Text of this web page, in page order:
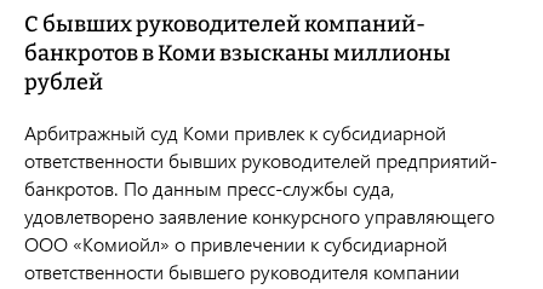
С бывших руководителей компаний-
банкротов в Коми взысканы миллионы
рублей
Арбитражный суд Коми привлек к субсидиарной
ответственности бывших руководителей предприятий-
банкротов. По данным пресс-службы суда,
удовлетворено заявление конкурсного управляющего
ООО «Комиойл» о привлечении к субсидиарной
ответственности бывшего руководителя компании